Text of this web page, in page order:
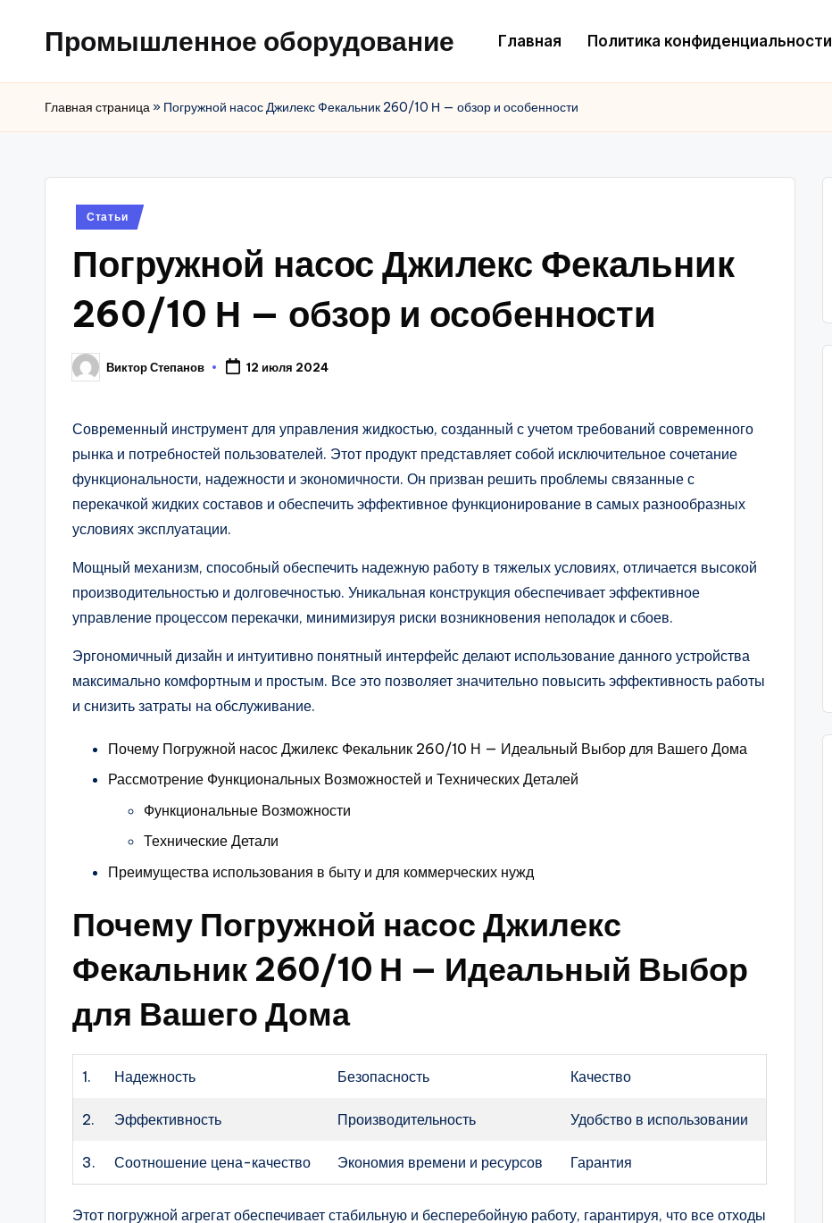
Промышленное оборудование Главная Политика конфиденциальности
Главная страница» Погружной насос Джилекс Фекальник 260/10 Н — обзор и особенности
Posted
Статьи
Погружной насос Джилекс Фекальник
260/10 Н — обзор и особенности
Posted
by
Виктор Степанов 12 июля 2024
Современный инструмент для управления жидкостью, созданный с учетом требований современного
рынка и потребностей пользователей. Этот продукт представляет собой исключительное сочетание
функциональности, надежности и экономичности. Он призван решить проблемы связанные с
перекачкой жидких составов и обеспечить эффективное функционирование в самых разнообразных
условиях эксплуатации.
Мощный механизм, способный обеспечить надежную работу в тяжелых условиях, отличается высокой
производительностью и долговечностью. Уникальная конструкция обеспечивает эффективное
управление процессом перекачки, минимизируя риски возникновения неполадок и сбоев.
Эргономичный дизайн и интуитивно понятный интерфейс делают использование данного устройства
максимально комфортным и простым. Все это позволяет значительно повысить эффективность работы
и снизить затраты на обслуживание.
Почему Погружной насос Джилекс Фекальник 260/10 Н — Идеальный Выбор для Вашего Дома
Рассмотрение Функциональных Возможностей и Технических Деталей
Функциональные Возможности
Технические Детали
Преимущества использования в быту и для коммерческих нужд
Почему Погружной насос Джилекс
Фекальник 260/10 Н — Идеальный Выбор
для Вашего Дома
1. Надежность Безопасность Качество
2. Эффективность Производительность Удобство в использовании
3. Соотношение цена-качество Экономия времени и ресурсов Гарантия
Этот погружной агрегат обеспечивает стабильную и бесперебойную работу, гарантируя, что все отходы